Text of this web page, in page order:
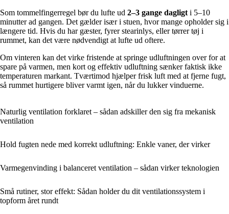
Som tommelfingerregel bør du lufte ud 2–3 gange dagligti 5–10
minutter ad gangen. Det gælder især i stuen, hvor mange opholder sig i
længere tid. Hvis du har gæster, fyrer stearinlys, eller tørrer tøj i
rummet, kan det være nødvendigt at lufte ud oftere.
Om vinteren kan det virke fristende at springe udluftningen over for at
spare på varmen, men kort og effektiv udluftning sænker faktisk ikke
temperaturen markant. Tværtimod hjælper frisk luft med at fjerne fugt,
så rummet hurtigere bliver varmt igen, når du lukker vinduerne.
Naturlig ventilation forklaret – sådan adskiller den sig fra mekanisk
ventilation
Hold fugten nede med korrekt udluftning: Enkle vaner, der virker
Varmegenvinding i balanceret ventilation – sådan virker teknologien
Små rutiner, stor effekt: Sådan holder du dit ventilationssystem i
topform året rundt